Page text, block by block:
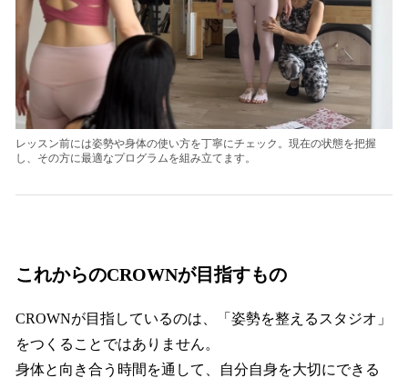
レッスン前には姿勢や身体の使い方を丁寧にチェック。現在の状態を把握
し、その方に最適なプログラムを組み立てます。
これからのCROWNが目指すもの
CROWNが目指しているのは、「姿勢を整えるスタジオ」
をつくることではありません。
身体と向き合う時間を通して、自分自身を大切にできる